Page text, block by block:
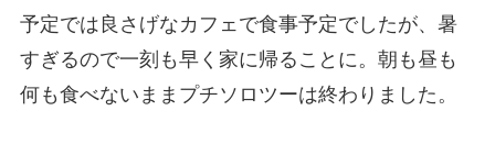
予定では良さげなカフェで食事予定でしたが、暑
すぎるので一刻も早く家に帰ることに。朝も昼も
何も食べないままプチソロツーは終わりました。